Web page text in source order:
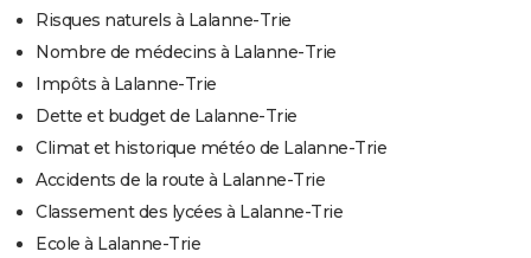
Risques naturels à Lalanne-Trie
Nombre de médecins à Lalanne-Trie
Impôts à Lalanne-Trie
Dette et budget de Lalanne-Trie
Climat et historique météo de Lalanne-Trie
Accidents de la route à Lalanne-Trie
Classement des lycées à Lalanne-Trie
Ecole à Lalanne-Trie